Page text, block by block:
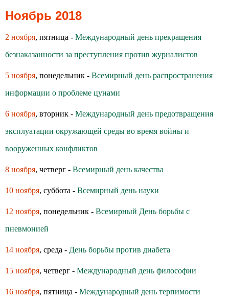
Ноябрь 2018
2 ноября, пятница - Международный день прекращения
безнаказанности за преступления против журналистов
5 ноября, понедельник - Всемирный день распространения
информации о проблеме цунами
6 ноября, вторник - Международный день предотвращения
эксплуатации окружающей среды во время войны и
вооруженных конфликтов
8 ноября, четверг - Всемирный день качества
10 ноября, суббота - Всемирный день науки
12 ноября, понедельник - Всемирный День борьбы с
пневмонией
14 ноября, среда - День борьбы против диабета
15 ноября, четверг - Международный день философии
16 ноября, пятница - Международный день терпимости